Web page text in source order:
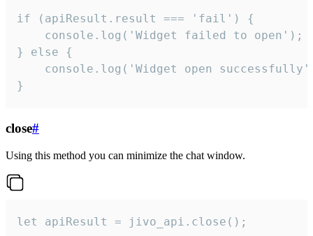
if (apiResult.result === 'fail') {
    console.log('Widget failed to open');
} else {
console.log('Widget open
}
close#
Using this method you can minimize the chat window.
let apiResult = jivo_api.close();